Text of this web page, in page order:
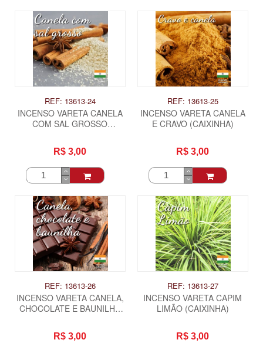
REF: 13613-24
INCENSO VARETA CANELA
COM SAL GROSSO
R$ 3,00
REF: 13613-25
INCENSO VARETA CANELA
E CRAVO (CAIXINHA)
R$ 3,00
REF: 13613-26
INCENSO VARETA CANELA,
CHOCOLATE E BAUNILHA
R$ 3,00
REF: 13613-27
INCENSO VARETA CAPIM
LIMÃO (CAIXINHA)
R$ 3,00